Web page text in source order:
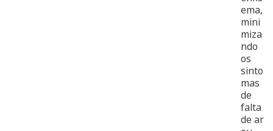
ema,
mini
miza
ndo
os
sinto
mas
de
falta
de ar